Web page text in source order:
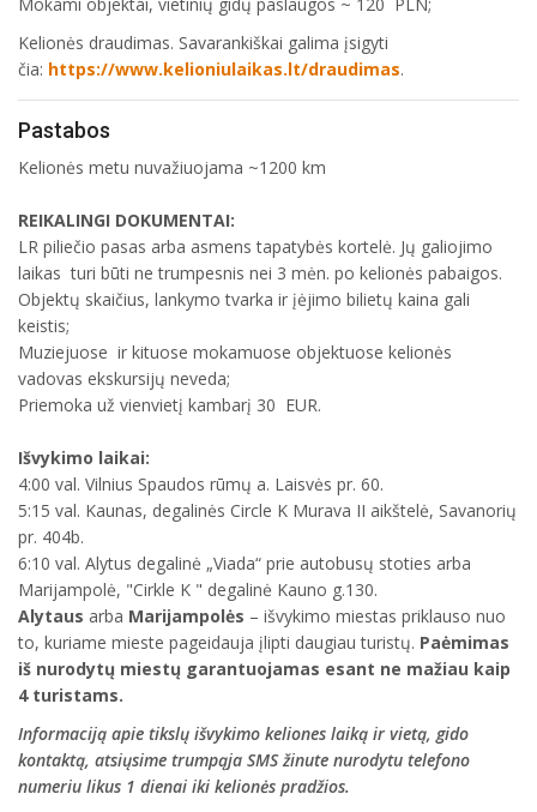
Kelionės draudimas. Savarankiškai galima įsigyti
čia: https://www.kelioniulaikas.lt/draudimas.
Pastabos
Kelionės metu nuvažiuojama ~1200 km
REIKALINGI DOKUMENTAI:
LR piliečio pasas arba asmens tapatybės kortelė. Jų galiojimo
laikas turi būti ne trumpesnis nei 3 mėn. po kelionės pabaigos.
Objektų skaičius, lankymo tvarka ir įėjimo bilietų kaina gali
keistis;
Muziejuose ir kituose mokamuose objektuose kelionės
vadovas ekskursijų neveda;
Priemoka už vienvietį kambarį 30 EUR.
Išvykimo laikai:
4:00 val. Vilnius Spaudos rūmų a. Laisvės pr. 60.
5:15 val. Kaunas, degalinės Circle K Murava II aikštelė, Savanorių
pr. 404b.
6:10 val. Alytus degalinė „Viada“ prie autobusų stoties arba
Marijampolė, "Cirkle K " degalinė Kauno g.130.
Alytaus arba Marijampolės – išvykimo miestas priklauso nuo
to, kuriame mieste pageidauja įlipti daugiau turistų. Paėmimas
iš nurodytų miestų garantuojamas esant ne mažiau kaip
4 turistams.
Informaciją apie tikslų išvykimo keliones laiką ir vietą, gido
kontaktą, atsiųsime trumpąja SMS žinute nurodytu telefono
numeriu likus 1 dienai iki kelionės pradžios.